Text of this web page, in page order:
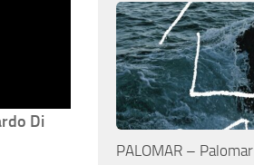
Di
PALOMAR – Palomar